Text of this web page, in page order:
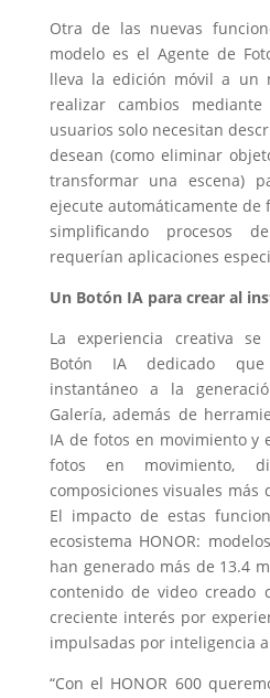
Otra de las nuevas
modelo es el Agente de
lleva la edición móvil a un
realizar cambios
usuarios solo necesitan
desean (como eliminar
transformar una escena)
ejecute automáticamente
simplificando procesos
requerían aplicaciones
Un Botón IA para crear al
La experiencia creativa
Botón IA dedicado que
instantáneo a la
Galería, además de
IA de fotos en movimiento y
fotos en movimiento,
composiciones visuales más
El impacto de estas
ecosistema HONOR:
han generado más de 13.4
contenido de video creado
creciente interés por
impulsadas por inteligencia
“Con el HONOR 600